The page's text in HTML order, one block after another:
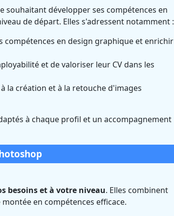
développer ses compétences en
de départ. Elles s'adressent notamment :
en design graphique et enrichir
et de valoriser leur CV dans les
la création et à la retouche d'images
à chaque profil et un accompagnement
besoins et à votre niveau. Elles combinent
en compétences efficace.